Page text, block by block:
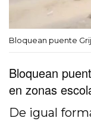
Bloquean puente
Bloquean
en zonas
De igual